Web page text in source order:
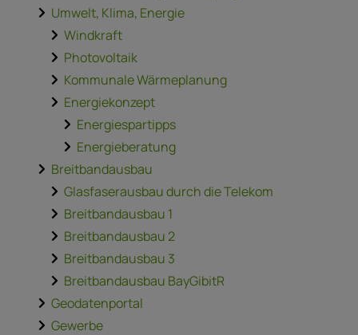
Umwelt, Klima, Energie
Windkraft
Photovoltaik
Kommunale Wärmeplanung
Energiekonzept
Energiespartipps
Energieberatung
Breitbandausbau
Glasfaserausbau durch die Telekom
Breitbandausbau 1
Breitbandausbau 2
Breitbandausbau 3
Breitbandausbau BayGibitR
Geodatenportal
Gewerbe